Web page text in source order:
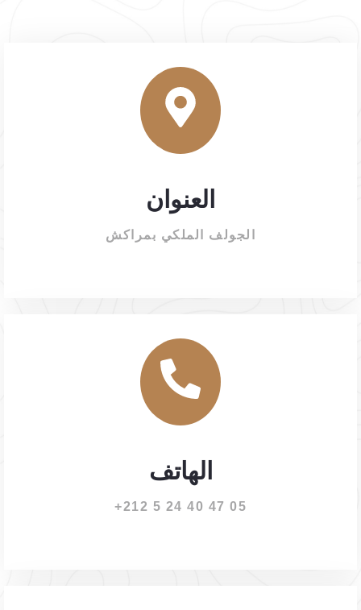
العنوان
الجولف الملكي بمراكش
الهاتف
05 47 40 24 5 212+